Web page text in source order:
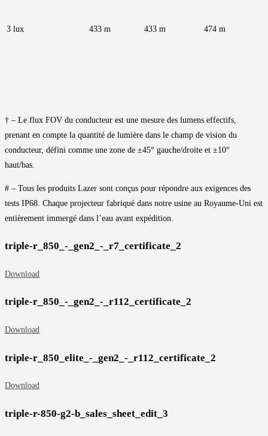
3 lux 433 m 433 m 474 m
† – Le flux FOV du conducteur est une mesure des lumens effectifs,
prenant en compte la quantité de lumière dans le champ de vision du
conducteur, défini comme une zone de ±45° gauche/droite et ±10°
haut/bas.
# – Tous les produits Lazer sont conçus pour répondre aux exigences des
tests IP68. Chaque projecteur fabriqué dans notre usine au Royaume-Uni est
entièrement immergé dans l’eau avant expédition.
triple-r_850_-_gen2_-_r7_certificate_2
Download
triple-r_850_-_gen2_-_r112_certificate_2
Download
triple-r_850_elite_-_gen2_-_r112_certificate_2
Download
triple-r-850-g2-b_sales_sheet_edit_3